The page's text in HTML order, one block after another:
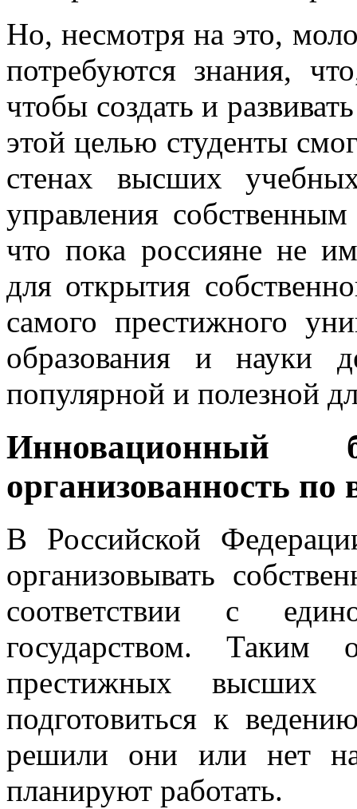
Но, несмотря на это,
потребуются знания,
чтобы создать и
этой целью студенты
стенах высших
управления
что пока россияне не
для открытия
самого престижного
образования и науки
популярной и полезной
Инновационный
организованность по
В Российской
организовывать
соответствии с
государством. Таким
престижных высших
подготовиться к
решили они или нет
планируют работать.